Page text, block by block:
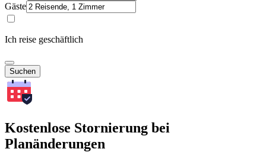
Gäste
Ich reise geschäftlich
Suchen
Kostenlose Stornierung bei
Planänderungen